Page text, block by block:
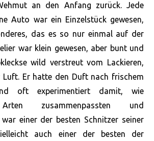
an den Anfang zurück. Jede
Auto war ein Einzelstück gewesen,
das es so nur einmal auf der
war klein gewesen, aber bunt und
wild verstreut vom Lackieren,
Luft. Er hatte den Duft nach frischem
oft experimentiert damit, wie
zusammenpassten und
einer der besten Schnitzer seiner
auch einer der besten der